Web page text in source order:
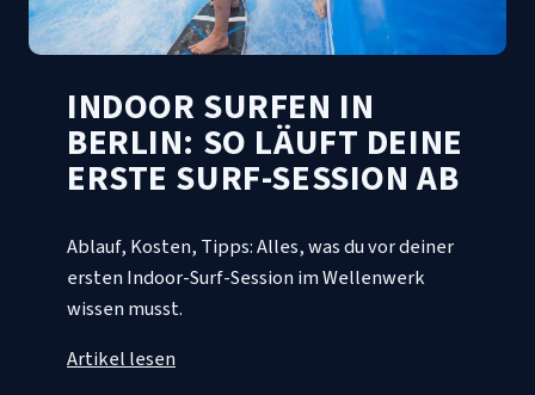
INDOOR SURFEN IN
BERLIN: SO LÄUFT DEINE
ERSTE SURF-SESSION AB
Ablauf, Kosten, Tipps: Alles, was du vor deiner
ersten Indoor-Surf-Session im Wellenwerk
wissen musst.
Artikel lesen